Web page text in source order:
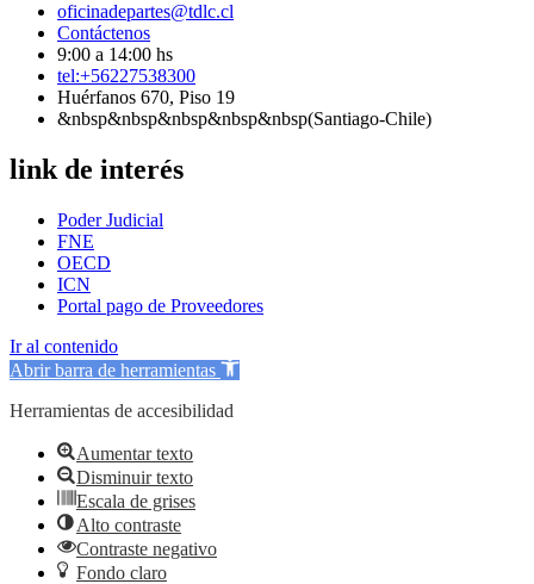
oficinadepartes@tdlc.cl
Contáctenos
9:00 a 14:00 hs
tel:+56227538300
Huérfanos 670, Piso 19
&nbsp&nbsp&nbsp&nbsp&nbsp(Santiago-Chile)
link de interés
Poder Judicial
FNE
OECD
ICN
Portal pago de Proveedores
Ir al contenido
Abrir barra de herramientas
Herramientas de accesibilidad
Aumentar texto
Disminuir texto
Escala de grises
Alto contraste
Contraste negativo
Fondo claro